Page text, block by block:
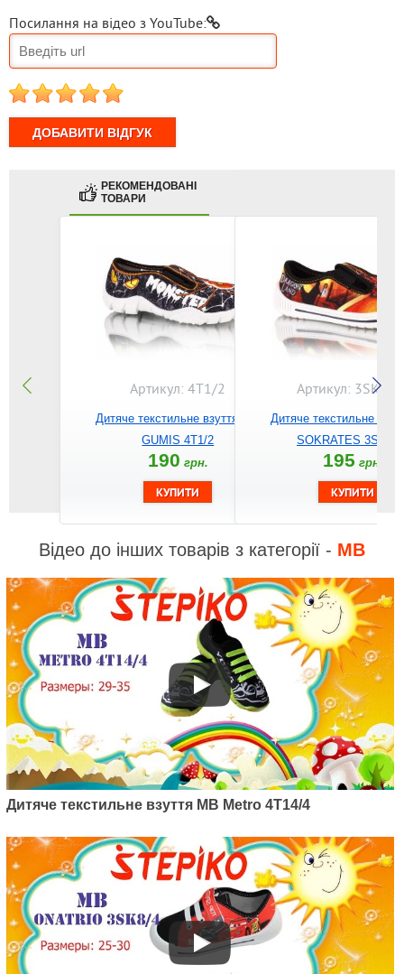
Посилання на відео з YouTube:
1 2 3 4 5
РЕКОМЕНДОВАНІ
ТОВАРИ
Артикул: 4T1/2
Дитяче текстильне взуття MB
GUMIS 4T1/2
190 грн.
Артикул: 3SK1/
Дитяче текстильне
SOKRATES 3SK1/
195 грн.
Відео до інших товарів з категорії - MB
Дитяче текстильне взуття MB Metro 4T14/4